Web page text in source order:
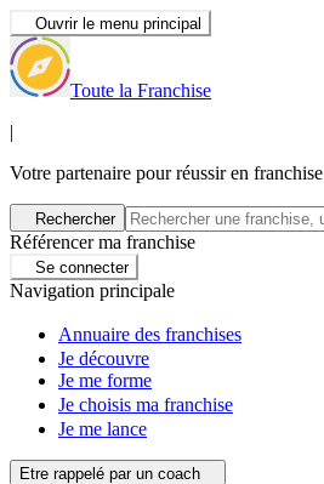
Ouvrir le menu principal
Toute la Franchise
|
Votre partenaire pour réussir en franchise
Rechercher
Référencer ma franchise
Se connecter
Navigation principale
Annuaire des franchises
Je découvre
Je me forme
Je choisis ma franchise
Je me lance
Etre rappelé par un coach